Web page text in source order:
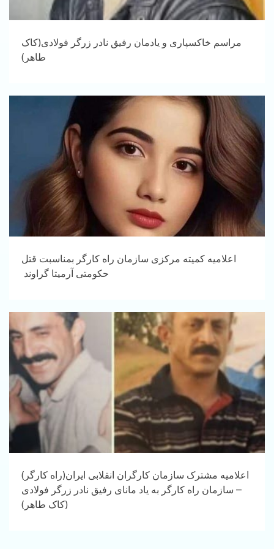
مراسم خاکسپاری و یادمان رفیق نادر زرگر فولادی(کاک
طاهر)
اعلامیه کمیته مرکزی سازمان راه کارگر بمناسبت قتل
حکومتی آرمیتا گراوند
اعلامیه مشترک سازمان کارگران انقلابی ایران(راه کارگر)
– سازمان راه کارگر به یاد مانای رفیق نادر زرگر فولادی
(کاک طاهر)